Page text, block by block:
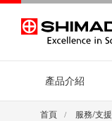
產品介紹
首頁 服務/支援